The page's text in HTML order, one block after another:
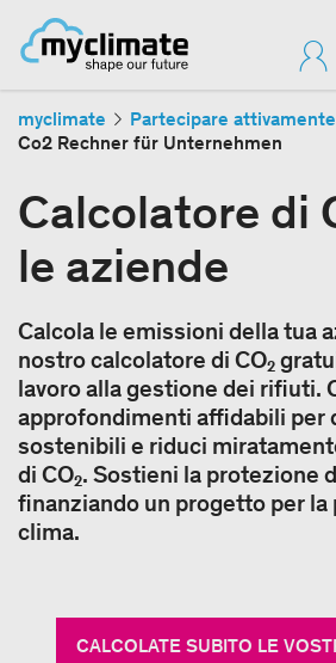
myclimate Partecipare attivamente
Co2 Rechner für Unternehmen
Calcolatore di
le aziende
Calcola le emissioni della tua
nostro calcolatore di CO₂
lavoro alla gestione dei rifiuti.
approfondimenti affidabili per
sostenibili e riduci
di CO₂. Sostieni la protezione
finanziando un progetto per
clima.
CALCOLATE SUBITO LE